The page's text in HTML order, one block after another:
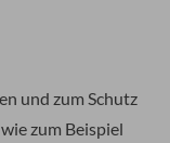
und zum Schutz
zum Beispiel